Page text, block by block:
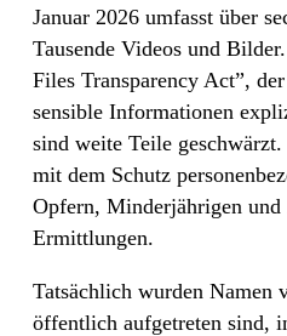
Januar 2026 umfasst über
Tausende Videos und
Files Transparency Act”,
sensible Informationen
sind weite Teile
mit dem Schutz
Opfern, Minderjährigen und
Ermittlungen.
Tatsächlich wurden Namen
öffentlich aufgetreten sind,